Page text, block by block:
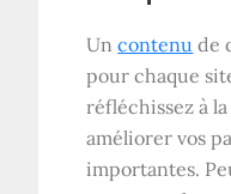
Uncontenu de
pour chaque
réfléchissez à
améliorer vos
importantes.